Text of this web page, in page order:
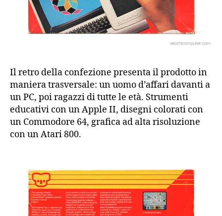
Il retro della confezione presenta il prodotto in
maniera trasversale: un uomo d’affari davanti a
un PC, poi ragazzi di tutte le età. Strumenti
educativi con un Apple II, disegni colorati con
un Commodore 64, grafica ad alta risoluzione
con un Atari 800.